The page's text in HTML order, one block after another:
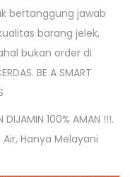
bertanggung jawab
barang jelek,
bukan order di
BE A SMART
DIJAMIN 100% AMAN !!!.
Hanya Melayani